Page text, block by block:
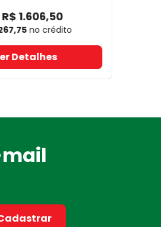
R$ 1.606,50
,75 no crédito
Detalhes